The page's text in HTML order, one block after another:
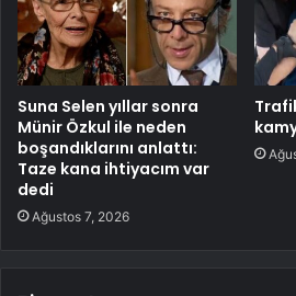
Suna Selen yıllar sonra
Münir Özkul ile neden
boşandıklarını anlattı:
Taze kana ihtiyacım var
dedi
Ağustos 7, 2026